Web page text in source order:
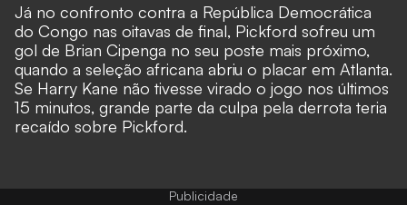
Já no confronto contra a República Democrática
do Congo nas oitavas de final, Pickford sofreu um
gol de Brian Cipenga no seu poste mais próximo,
quando a seleção africana abriu o placar em Atlanta.
Se Harry Kane não tivesse virado o jogo nos últimos
15 minutos, grande parte da culpa pela derrota teria
recaído sobre Pickford.
Publicidade